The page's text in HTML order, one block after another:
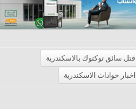
قتل سائق توكتوك بالاسكندرية
اخبار حواداث الاسكندرية